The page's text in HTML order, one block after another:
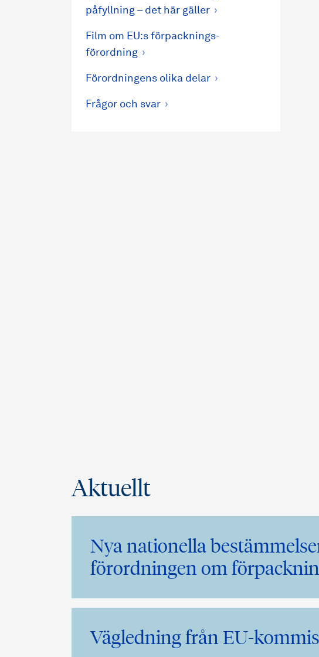
påfyllning – det här gäller
Film om EU:s förpacknings­
förordning
Förordningens olika delar
Frågor och svar
Aktuellt
Nya nationella
förordningen om
Vägledning från EU-